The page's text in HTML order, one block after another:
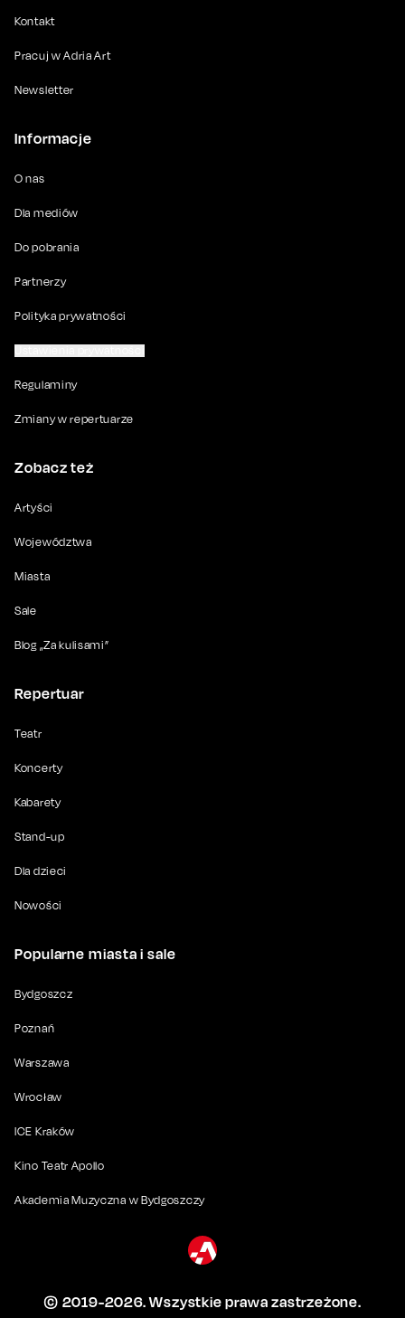
Kontakt
Pracuj w Adria Art
Newsletter
Informacje
O nas
Dla mediów
Do pobrania
Partnerzy
Polityka prywatności
Regulaminy
Zmiany w repertuarze
Zobacz też
Artyści
Województwa
Miasta
Sale
Blog „Za kulisami”
Repertuar
Teatr
Koncerty
Kabarety
Stand-up
Dla dzieci
Nowości
Popularne miasta i sale
Bydgoszcz
Poznań
Warszawa
Wrocław
ICE Kraków
Kino Teatr Apollo
Akademia Muzyczna w Bydgoszczy
© 2019-2026. Wszystkie prawa zastrzeżone.